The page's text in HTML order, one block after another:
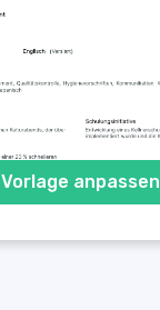
Vorlage anpassen